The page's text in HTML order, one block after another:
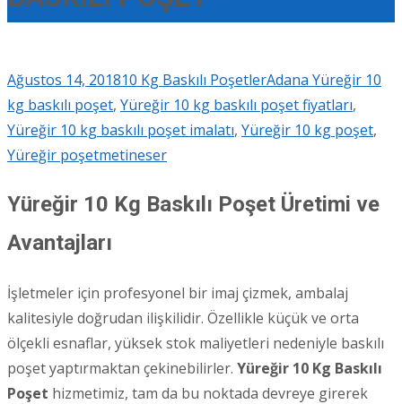
Ağustos 14, 201810 Kg Baskılı PoşetlerAdana Yüreğir 10
kg baskılı poşet, Yüreğir 10 kg baskılı poşet fiyatları,
Yüreğir 10 kg baskılı poşet imalatı, Yüreğir 10 kg poşet,
Yüreğir poşetmetineser
Yüreğir 10 Kg Baskılı Poşet Üretimi ve
Avantajları
İşletmeler için profesyonel bir imaj çizmek, ambalaj
kalitesiyle doğrudan ilişkilidir. Özellikle küçük ve orta
ölçekli esnaflar, yüksek stok maliyetleri nedeniyle baskılı
poşet yaptırmaktan çekinebilirler. Yüreğir 10 Kg Baskılı
Poşet hizmetimiz, tam da bu noktada devreye girerek